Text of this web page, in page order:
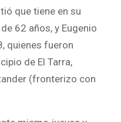
que tiene en su
62 años, y Eugenio
quienes fueron
de El Tarra,
(fronterizo con